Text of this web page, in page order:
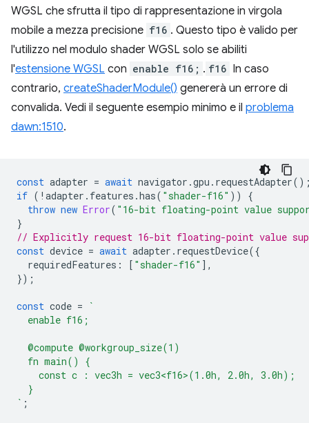
WGSL che sfrutta il tipo di rappresentazione in virgola
mobile a mezza precisione f16 . Questo tipo è valido per
l'utilizzo nel modulo shader WGSL solo se abiliti
l'estensione WGSL con enable f16; . f16 In caso
contrario, createShaderModule() genererà un errore di
convalida. Vedi il seguente esempio minimo e il problema
dawn:1510.
const adapter = await navigator .gpu . requestAdapter
if ( ! adapter . features .has( "shader-f16" ))
{
throw new Error( "16-bit floating-point value
}
// Explicitly request 16-bit floating-point value
const device = await adapter . requestDevice({
requiredFeatures : [ "shader-f16" ],
});
const code =
`
  enable f16;
  @compute @workgroup_size(1)
  fn main() {
    const c : vec3h = vec3<f16>(1.0h, 2.0h, 3.0h);
  }
` ;